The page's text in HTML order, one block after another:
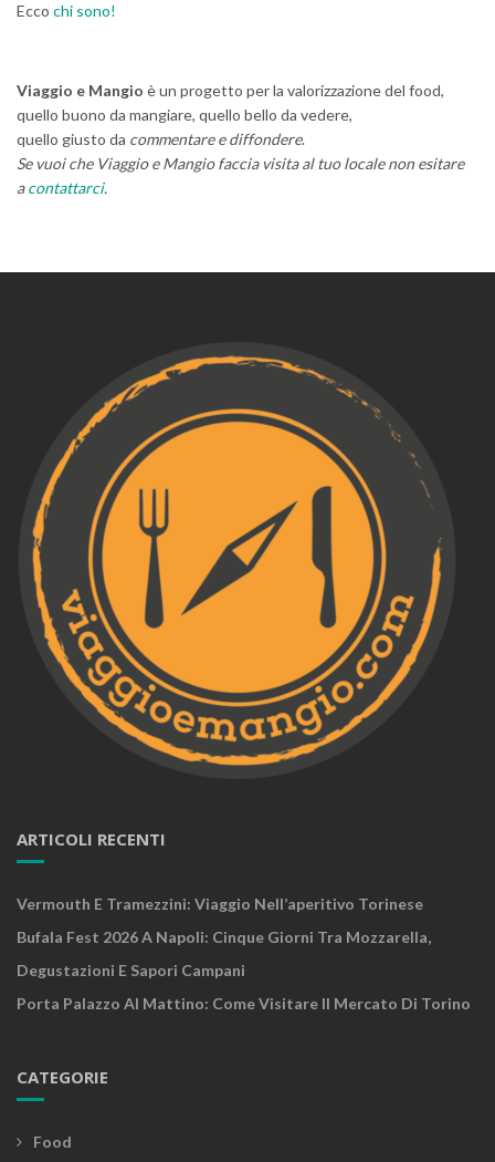
Ecco chi sono!
Viaggio e Mangio è un progetto per la valorizzazione del food,
quello buono da mangiare, quello bello da vedere,
quello giusto da commentare e diffondere.
Se vuoi che Viaggio e Mangio faccia visita al tuo locale non esitare
acontattarci.
ARTICOLI RECENTI
Vermouth E Tramezzini: Viaggio Nell’aperitivo Torinese
Bufala Fest 2026 A Napoli: Cinque Giorni Tra Mozzarella,
Degustazioni E Sapori Campani
Porta Palazzo Al Mattino: Come Visitare Il Mercato Di Torino
CATEGORIE
Food